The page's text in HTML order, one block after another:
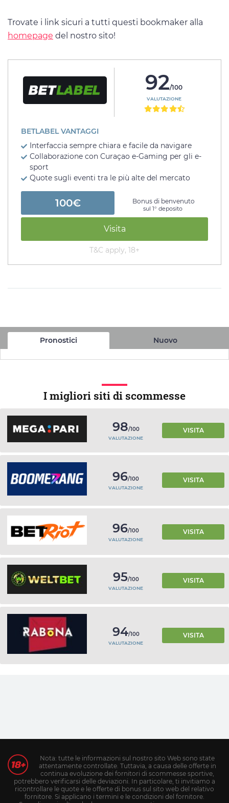
Trovate i link sicuri a tutti questi bookmaker alla
homepage del nostro sito!
92/100
VALUTAZIONE
BETLABEL VANTAGGI
Interfaccia sempre chiara e facile da navigare
Collaborazione con Curaçao e-Gaming per gli e-
sport
Quote sugli eventi tra le più alte del mercato
100€ Bonus di benvenuto
sul 1° deposito
Visita
T&C apply, 18+
Pronostici Nuovo
I migliori siti di scommesse
98/100
VALUTAZIONE
VISITA
96/100
VALUTAZIONE
VISITA
96/100
VALUTAZIONE
VISITA
95/100
VALUTAZIONE
VISITA
94/100
VALUTAZIONE
VISITA
Nota: tutte le informazioni sul nostro sito Web sono state
attentamente controllate. Tuttavia, a causa delle offerte in
continua evoluzione dei fornitori di scommesse sportive,
potrebbero verificarsi delle deviazioni. In particolare, ti invitiamo a
ricontrollare le quote e le offerte di bonus sul sito web del relativo
fornitore. Si applicano i termini e le condizioni del fornitore.